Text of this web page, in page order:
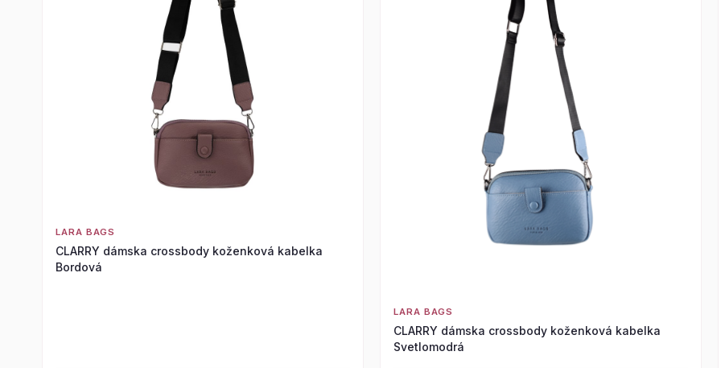
LARA BAGS
CLARRY dámska crossbody koženková kabelka
Bordová
LARA BAGS
CLARRY dámska crossbody koženková kabelka
Svetlomodrá